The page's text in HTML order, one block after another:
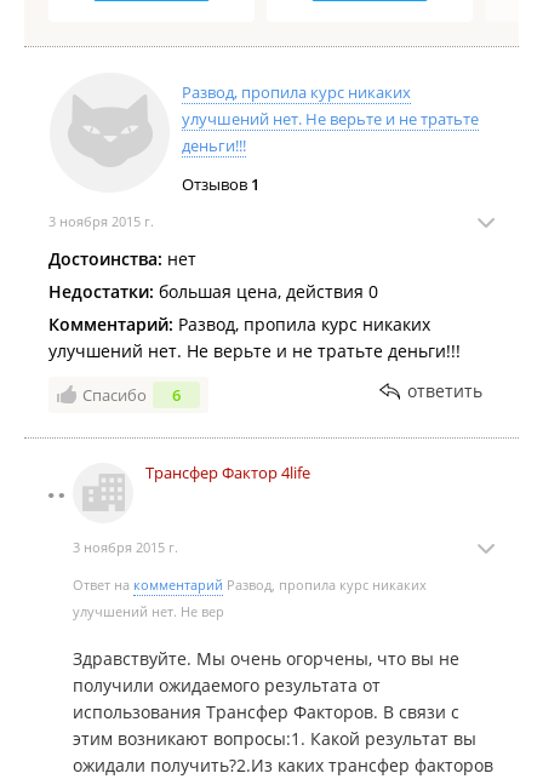
Развод, пропила курс никаких
улучшений нет. Не верьте и не тратьте
деньги!!!
Отзывов 1
3 ноября 2015 г.
Достоинства: нет
Недостатки: большая цена, действия 0
Комментарий: Развод, пропила курс никаких
улучшений нет. Не верьте и не тратьте деньги!!!
Спасибо 6 ответить
Трансфер Фактор 4life
3 ноября 2015 г.
Ответ на комментарий Развод, пропила курс никаких
улучшений нет. Не вер
Здравствуйте. Мы очень огорчены, что вы не
получили ожидаемого результата от
использования Трансфер Факторов. В связи с
этим возникают вопросы:1. Какой результат вы
ожидали получить?2.Из каких трансфер факторов